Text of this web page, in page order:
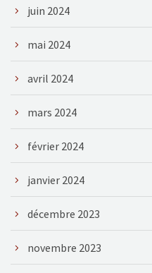
juin 2024
mai 2024
avril 2024
mars 2024
février 2024
janvier 2024
décembre 2023
novembre 2023